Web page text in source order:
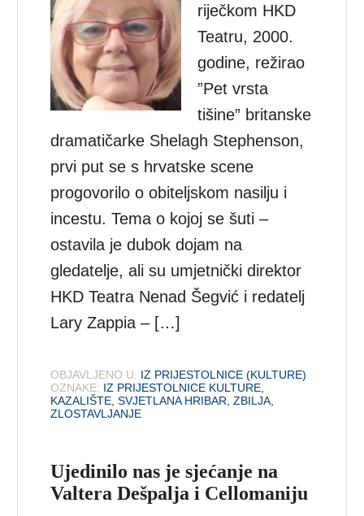
riječkom HKD
Teatru, 2000.
godine, režirao
”Pet vrsta
tišine” britanske
dramatičarke Shelagh Stephenson,
prvi put se s hrvatske scene
progovorilo o obiteljskom nasilju i
incestu. Tema o kojoj se šuti –
ostavila je dubok dojam na
gledatelje, ali su umjetnički direktor
HKD Teatra Nenad Šegvić i redatelj
Lary Zappia – […]
OBJAVLJENO U: IZ PRIJESTOLNICE (KULTURE)
OZNAKE: IZ PRIJESTOLNICE KULTURE,
KAZALIŠTE,SVJETLANA HRIBAR,ZBILJA,
ZLOSTAVLJANJE
Ujedinilo nas je sjećanje na
Valtera Dešpalja i Cellomaniju